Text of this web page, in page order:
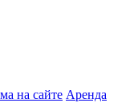
на сайте Аренда